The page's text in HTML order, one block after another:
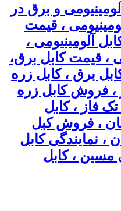
و برق در
، قیمت
آلومینیومی ،
، قیمت کابل برق،
برق ، کابل زره
، فروش کابل زره
فاز ، کابل
، فروش کبل
، نمایندگی کابل
مسین ، کابل